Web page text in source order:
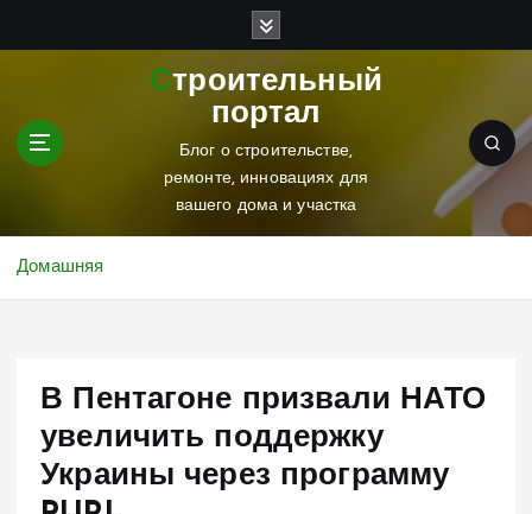
Строительный
портал
Блог о строительстве,
ремонте, инновациях для
вашего дома и участка
Домашняя
В Пентагоне призвали НАТО
увеличить поддержку
Украины через программу